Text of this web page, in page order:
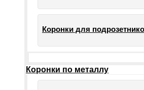
Коронки для
Коронки по металлу